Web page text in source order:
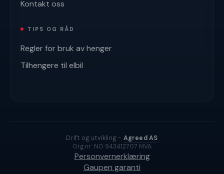
Kontakt oss
TIPS OG RÅD
Regler for bruk av henger
Tilhengere til elbil
Drift og utvikling - Agreed AS
Org.nr: NO 943412707 MVA
Personvernerklæring
Gaupen garanti